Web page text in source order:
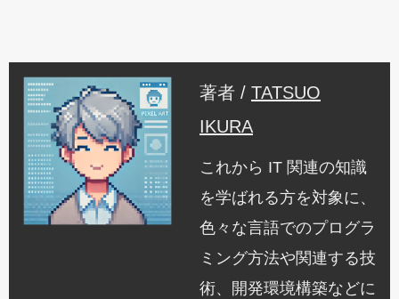
著者 / TATSUO
IKURA
これから IT 関連の知識
を学ばれる方を対象に、
色々な言語でのプログラ
ミング方法や関連する技
術、開発環境構築などに